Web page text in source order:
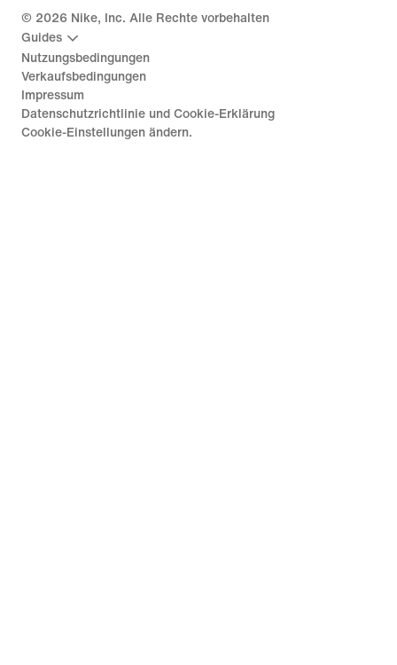
© 2026 Nike, Inc. Alle Rechte vorbehalten
Guides
Nutzungsbedingungen
Verkaufsbedingungen
Impressum
Datenschutzrichtlinie und Cookie-Erklärung
Cookie-Einstellungen ändern.